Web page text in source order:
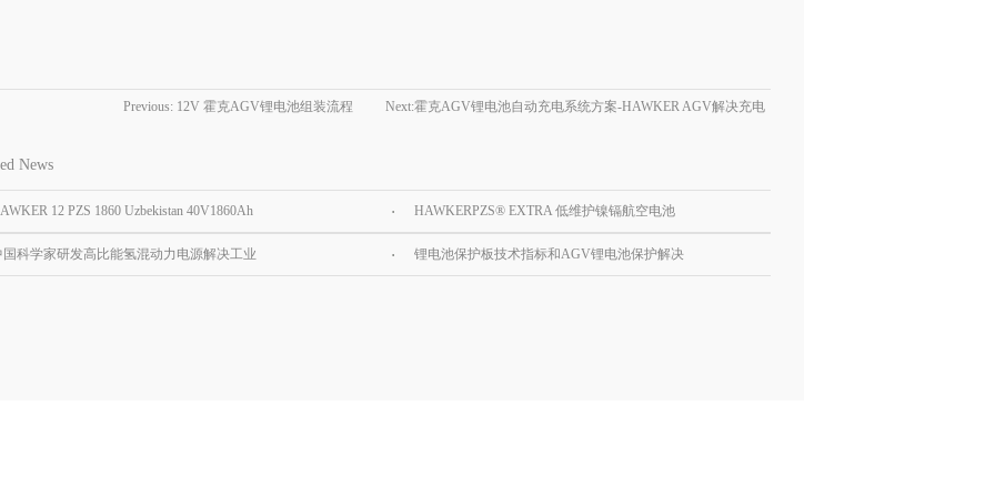
Previous: 12V 霍克AGV锂电池组装流程 Next:霍克AGV锂电池自动充电系统方案-HAWKER AGV解决充电
News
12 PZS 1860 Uzbekistan 40V1860Ah
tractor battery
HAWKERPZS® EXTRA 低维护镍镉航空电池
国科学家研发高比能氢混动力电源解决工业 锂电池保护板技术指标和AGV锂电池保护解决